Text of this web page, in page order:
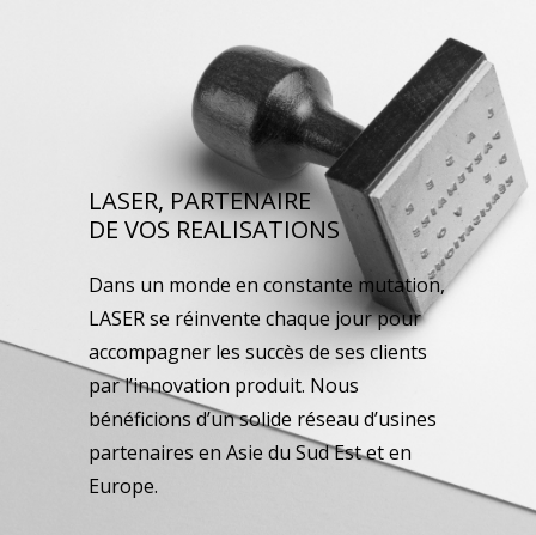
LASER, PARTENAIRE
DE VOS REALISATIONS
Dans un monde en constante mutation,
LASER se réinvente chaque jour pour
accompagner les succès de ses clients
par l’innovation produit. Nous
bénéficions d’un solide réseau d’usines
partenaires en Asie du Sud Est et en
Europe.